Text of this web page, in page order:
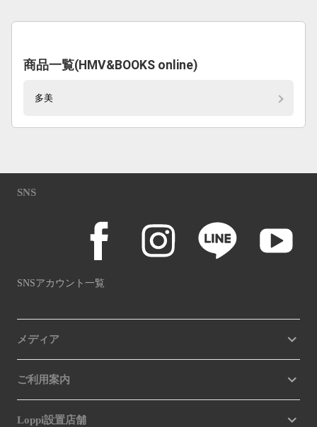
商品一覧(HMV&BOOKS online)
多美
SNS
SNSアカウント一覧
メディア
ご利用案内
Loppi設置店舗